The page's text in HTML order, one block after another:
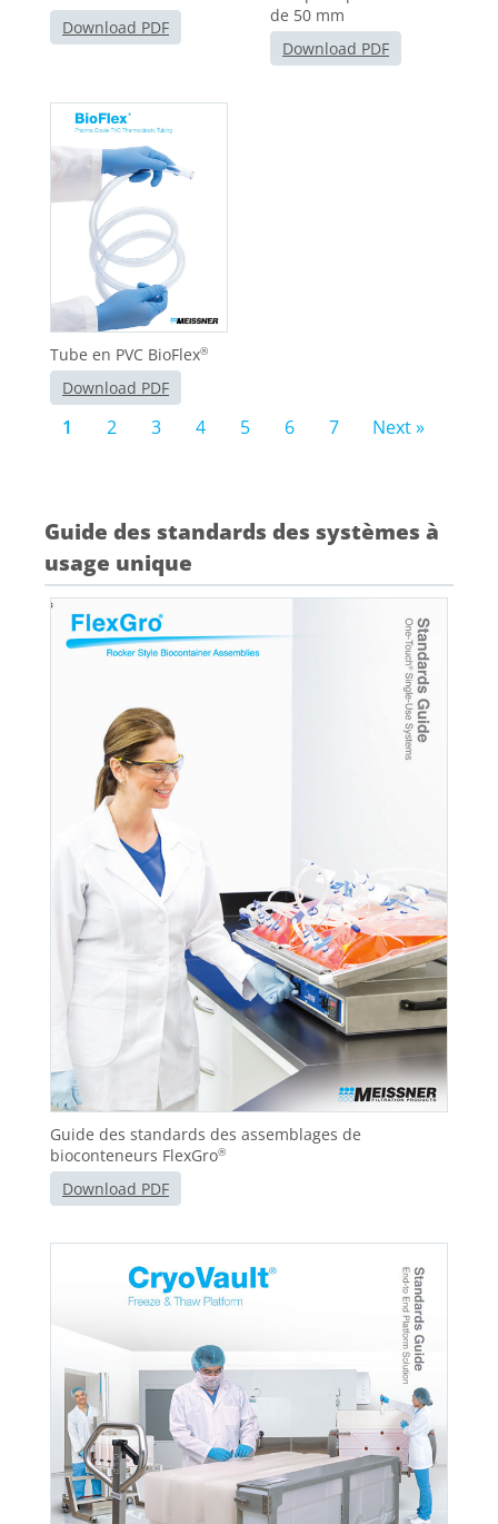
Download PDF
de 50 mm
Download PDF
Tube en PVC BioFlex®
Download PDF
1 2 3 4 5 6 7 Next »
Guide des standards des systèmes à
usage unique
Guide des standards des assemblages de
bioconteneurs FlexGro®
Download PDF